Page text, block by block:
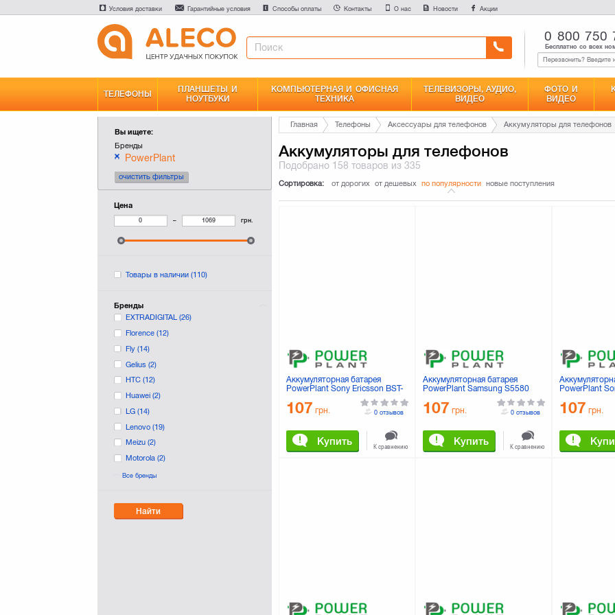
Условия доставки Гарантийные условия Способы оплаты Контакты О нас Новости Акции
0 800 750
Бесплатно со всех
ТЕЛЕФОНЫ
ПЛАНШЕТЫ И
НОУТБУКИ
КОМПЬЮТЕРНАЯ И ОФИСНАЯ
ТЕХНИКА
ТЕЛЕВИЗОРЫ, АУДИО,
ВИДЕО
ФОТО И
ВИДЕО
Вы ищете:
Бренды
PowerPlant
очистить фильтры
Цена
– грн.
Товары в наличии(110)
Бренды
EXTRADIGITAL(26)
Florence(12)
Fly(14)
Gelius(2)
HTC(12)
Huawei(2)
LG(14)
Lenovo(19)
Meizu(2)
Motorola(2)
Nokia(33)
PowerPlant
SONY(2)
Все бренды
Найти
Главная Телефоны Аксессуары для телефонов Аккумуляторы для телефонов
Аккумуляторы для телефонов
Подобрано 158 товаров из 335
Сортировка: от дорогих от дешевых по популярности новые поступления
Аккумуляторная батарея
PowerPlant Sony Ericsson BST-
40 (P1, P1i) (DV00DV6028)
107 грн.
Купить
0 отзывов
К сравнению
Аккумуляторная батарея
PowerPlant Samsung S5580
107 грн.
Купить
0 отзывов
К сравнению
PowerPlant
42 (J132)
107 грн.